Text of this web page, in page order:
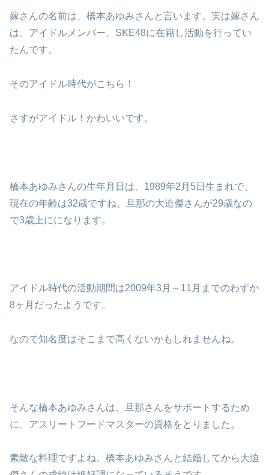
嫁さんの名前は、橋本あゆみさんと言います。実は嫁さん
は、アイドルメンバー、SKE48に在籍し活動を行ってい
たんです。
そのアイドル時代がこちら！
さすがアイドル！かわいいです。
橋本あゆみさんの生年月日は、1989年2月5日生まれで、
現在の年齢は32歳ですね。旦那の大迫傑さんが29歳なの
で3歳上にになります。
アイドル時代の活動期間は2009年3月～11月までのわずか
8ヶ月だったようです。
なので知名度はそこまで高くないかもしれませんね。
そんな橋本あゆみさんは、旦那さんをサポートするため
に、アスリートフードマスターの資格をとりました。
素敵な料理ですよね。橋本あゆみさんと結婚してから大迫